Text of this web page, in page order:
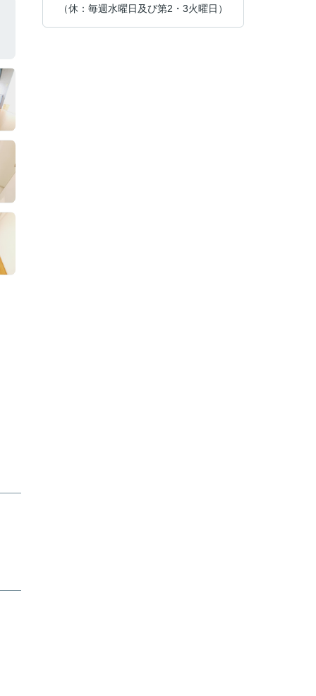
（休：毎週水曜日及び第2・3火曜日）